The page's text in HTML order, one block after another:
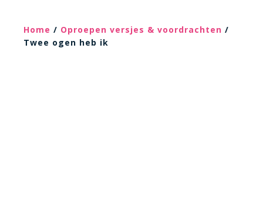
Home / Oproepen versjes & voordrachten /
Twee ogen heb ik